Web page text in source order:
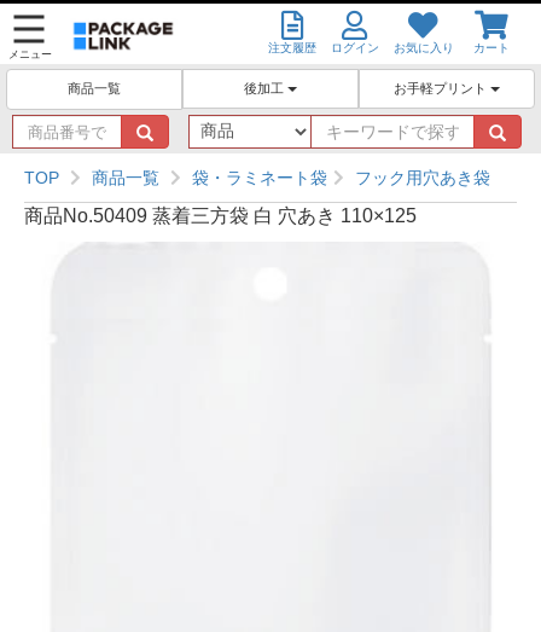
メニュー 注文履歴 ログイン お気に入り カート
商品一覧 後加工 お手軽プリント
商
品
番
号
で
探
キ
ー
ワ
ー
ド
TOP 商品一覧 袋・ラミネート袋 フック用穴あき袋
商品No.50409 蒸着三方袋 白 穴あき 110×125